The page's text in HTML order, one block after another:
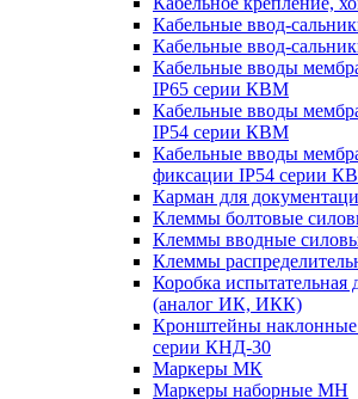
Кабельные ввод-
Кабельные ввод-
Кабельные вводы
IP65 серии КВМ
Кабельные вводы
IP54 серии КВМ
Кабельные вводы
фиксации IP54 серии
Карман для
Клеммы болтовые
Клеммы вводные
Клеммы
Коробка
(аналог ИК, ИКК)
Кронштейны
серии КНД-30
Маркеры МК
Маркеры наборные МН